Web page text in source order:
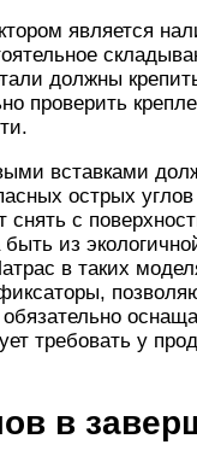
является
должны
проверить
вставками
острых
снять с
из
в таких
требовать у
в